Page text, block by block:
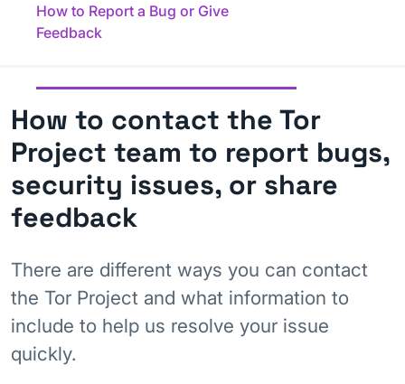
How to Report a Bug or Give
Feedback
How to contact the Tor
Project team to report bugs,
security issues, or share
feedback
There are different ways you can contact
the Tor Project and what information to
include to help us resolve your issue
quickly.